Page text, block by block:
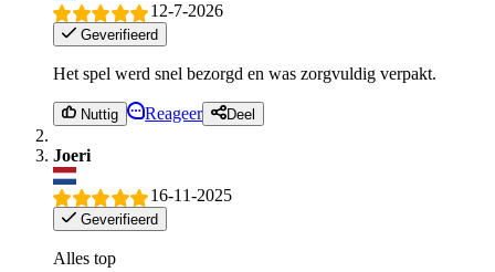
12-7-2026
Geverifieerd
Het spel werd snel bezorgd en was zorgvuldig verpakt.
Nuttig Reageer Deel
Joeri
16-11-2025
Geverifieerd
Alles top